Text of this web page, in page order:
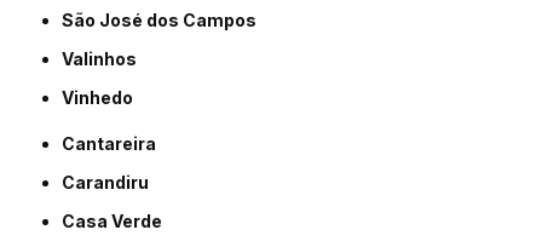
São José dos Campos
Valinhos
Vinhedo
Cantareira
Carandiru
Casa Verde